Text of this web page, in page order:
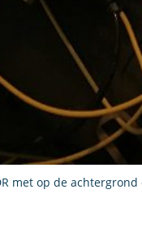
met op de